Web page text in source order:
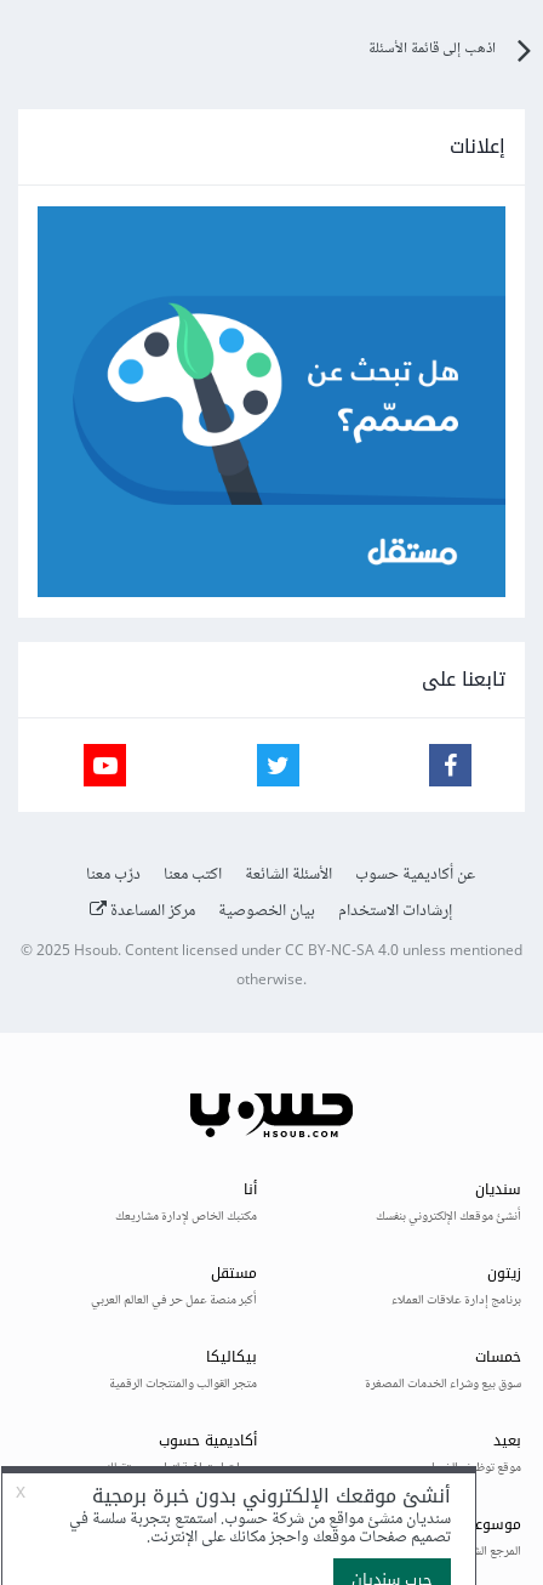
اذهب إلى قائمة الأسئلة
إعلانات
تابعنا على
عن أكاديمية حسوب الأسئلة الشائعة اكتب معنا
درّب معنا
إرشادات الاستخدام
بيان الخصوصية مركز المساعدة
© 2025Hsoub.Content licensed underCC BY-NC-SA 4.0unless mentioned
otherwise.